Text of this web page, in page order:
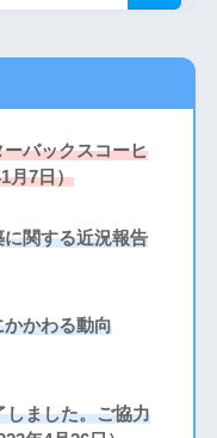
バックスコーヒ
月7日）
関する近況報告
かわる動向
しました。ご協力